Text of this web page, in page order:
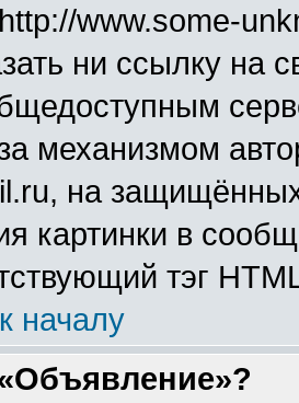
www.some-
ни ссылку на
механизмом
на
картинки в
тэг
началу